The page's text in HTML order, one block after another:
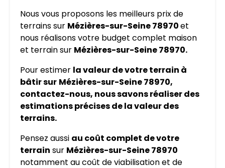
Nous vous proposons les meilleurs prix de
terrains sur Mézières-sur-Seine 78970et
nous réalisons votre budget complet maison
et terrain sur Mézières-sur-Seine 78970.
Pour estimer la valeur de votre terrain à
bâtir sur Mézières-sur-Seine 78970,
contactez-nous, nous savons réaliser des
estimations précises de la valeur des
terrains.
Pensez aussi au coût complet de votre
terrain sur Mézières-sur-Seine 78970
notamment au coût de viabilisation et de